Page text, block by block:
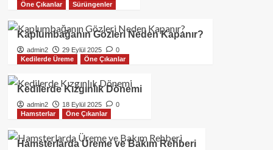
Öne Çıkanlar
Sürüngenler
Kaplumbağanın Gözleri Neden Kapanır?
admin2 29 Eylül 2025
0
Kedilerde Üreme
Öne Çıkanlar
Kedilerde Kızgınlık Dönemi
admin2 18 Eylül 2025
0
Hamsterlar
Öne Çıkanlar
Hamsterlarda Üreme ve Bakım Rehberi